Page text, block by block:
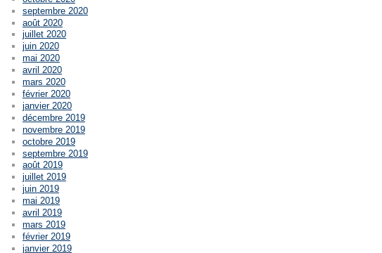
septembre 2020
août 2020
juillet 2020
juin 2020
mai 2020
avril 2020
mars 2020
février 2020
janvier 2020
décembre 2019
novembre 2019
octobre 2019
septembre 2019
août 2019
juillet 2019
juin 2019
mai 2019
avril 2019
mars 2019
février 2019
janvier 2019